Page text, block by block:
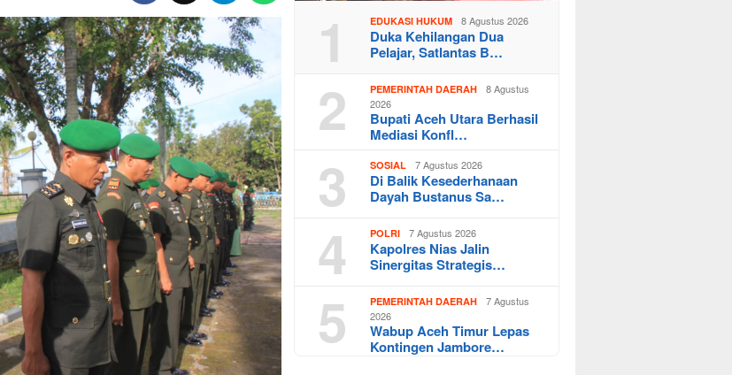
1 EDUKASI HUKUM 8 Agustus 2026
Duka Kehilangan Dua
Pelajar, Satlantas B…
2 PEMERINTAH DAERAH
8 Agustus
2026
Bupati Aceh Utara Berhasil
Mediasi Konfl…
3 SOSIAL 7 Agustus 2026
Di Balik Kesederhanaan
Dayah Bustanus Sa…
4 POLRI 7 Agustus 2026
Kapolres Nias Jalin
Sinergitas Strategis…
5 PEMERINTAH DAERAH
7 Agustus
2026
Wabup Aceh Timur Lepas
Kontingen Jambore…